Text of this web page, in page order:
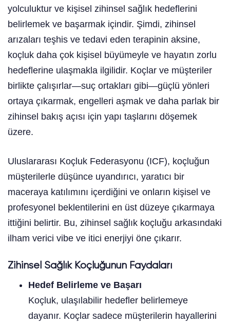
yolculuktur ve kişisel zihinsel sağlık hedeflerini
belirlemek ve başarmak içindir. Şimdi, zihinsel
arızaları teşhis ve tedavi eden terapinin aksine,
koçluk daha çok kişisel büyümeyle ve hayatın zorlu
hedeflerine ulaşmakla ilgilidir. Koçlar ve müşteriler
birlikte çalışırlar—suç ortakları gibi—güçlü yönleri
ortaya çıkarmak, engelleri aşmak ve daha parlak bir
zihinsel bakış açısı için yapı taşlarını döşemek
üzere.
Uluslararası Koçluk Federasyonu (ICF), koçluğun
müşterilerle düşünce uyandırıcı, yaratıcı bir
maceraya katılımını içerdiğini ve onların kişisel ve
profesyonel beklentilerini en üst düzeye çıkarmaya
ittiğini belirtir. Bu, zihinsel sağlık koçluğu arkasındaki
ilham verici vibe ve itici enerjiyi öne çıkarır.
Zihinsel Sağlık Koçluğunun Faydaları
Hedef Belirleme ve Başarı
Koçluk, ulaşılabilir hedefler belirlemeye
dayanır. Koçlar sadece müşterilerin hayallerini